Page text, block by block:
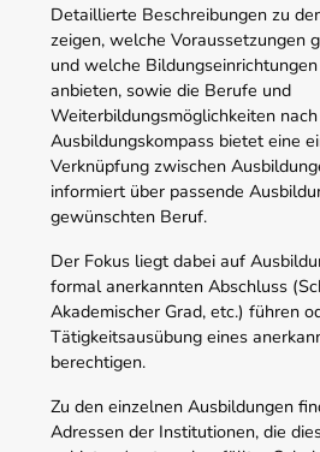
Detaillierte Beschreibungen zu
zeigen, welche Voraussetzungen
und welche
anbieten, sowie die Berufe und
Weiterbildungsmöglichkeiten
Ausbildungskompass bietet eine
Verknüpfung zwischen
informiert über passende
gewünschten Beruf.
Der Fokus liegt dabei auf
formal anerkannten Abschluss
Akademischer Grad, etc.) führen
Tätigkeitsausübung eines
berechtigen.
Zu den einzelnen Ausbildungen
Adressen der Institutionen, die